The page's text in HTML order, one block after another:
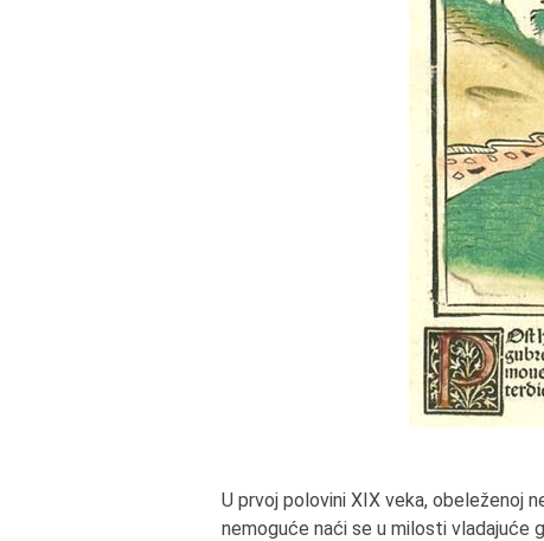
U prvoj polovini XIX veka, obeleženoj
nemoguće naći se u milosti vladajuće